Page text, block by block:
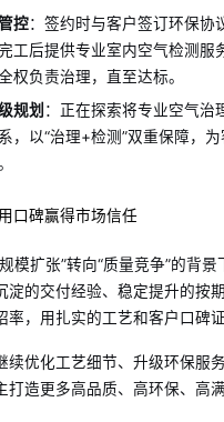
控：签约时与客户签订环保协
工后提供专业室内空气检测服
权负责治理，直至达标。
规划 ：正在探索将专业空气治
，以“治理+检测”双重保障，
口碑赢得市场信任
模扩张”转向“质量竞争”的背景
淀的交付经验、稳定提升的按
率，用扎实的工艺和客户口碑
续优化工艺细节、升级环保服
打造更多高品质、高环保、高